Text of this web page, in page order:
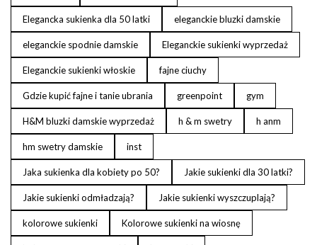
Elegancka sukienka dla 50 latki eleganckie bluzki damskie
eleganckie spodnie damskie Eleganckie sukienki wyprzedaż
Eleganckie sukienki włoskie fajne ciuchy
Gdzie kupić fajne i tanie ubrania greenpoint gym
H&M bluzki damskie wyprzedaż h & m swetry h anm
hm swetry damskie inst
Jaka sukienka dla kobiety po 50? Jakie sukienki dla 30 latki?
Jakie sukienki odmładzają? Jakie sukienki wyszczuplają?
kolorowe sukienki Kolorowe sukienki na wiosnę